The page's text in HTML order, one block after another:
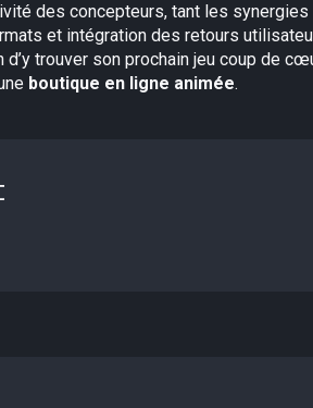
des concepteurs, tant les
et intégration des retours
trouver son prochain jeu coup de
boutique en ligne animée.